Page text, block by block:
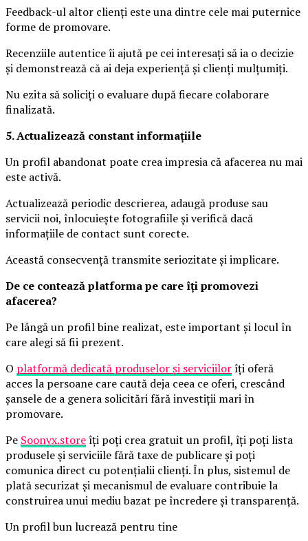
Feedback-ul altor clienți este una dintre cele mai puternice
forme de promovare.
Recenziile autentice îi ajută pe cei interesați să ia o decizie
și demonstrează că ai deja experiență și clienți mulțumiți.
Nu ezita să soliciți o evaluare după fiecare colaborare
finalizată.
5. Actualizează constant informațiile
Un profil abandonat poate crea impresia că afacerea nu mai
este activă.
Actualizează periodic descrierea, adaugă produse sau
servicii noi, înlocuiește fotografiile și verifică dacă
informațiile de contact sunt corecte.
Această consecvență transmite seriozitate și implicare.
De ce contează platforma pe care îți promovezi
afacerea?
Pe lângă un profil bine realizat, este important și locul în
care alegi să fii prezent.
O platformă dedicată produselor și serviciilorîți oferă
acces la persoane care caută deja ceea ce oferi, crescând
șansele de a genera solicitări fără investiții mari în
promovare.
Pe Soonyx.storeîți poți crea gratuit un profil, îți poți lista
produsele și serviciile fără taxe de publicare și poți
comunica direct cu potențialii clienți. În plus, sistemul de
plată securizat și mecanismul de evaluare contribuie la
construirea unui mediu bazat pe încredere și transparență.
Un profil bun lucrează pentru tine